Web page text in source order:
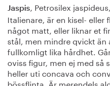
Jaspis, Petrosilex
Italienare, är en kisel-
något matt, eller liknar et
stål, men mindre qvickt än
fullkomligt lika hårdhet.
oviss figur, men ej med så
heller uti concava och
bössflinta. Är merendels